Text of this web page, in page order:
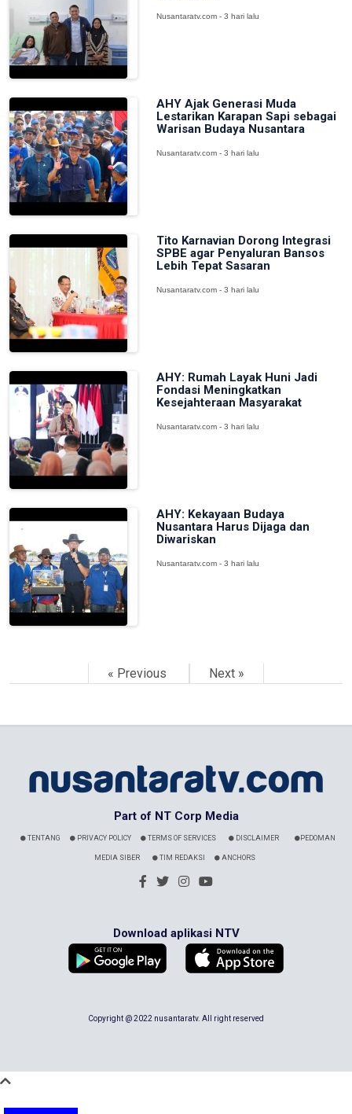
Nusantaratv.com - 3 hari lalu
AHY Ajak Generasi Muda
Lestarikan Karapan Sapi sebagai
Warisan Budaya Nusantara
Nusantaratv.com - 3 hari lalu
Tito Karnavian Dorong Integrasi
SPBE agar Penyaluran Bansos
Lebih Tepat Sasaran
Nusantaratv.com - 3 hari lalu
AHY: Rumah Layak Huni Jadi
Fondasi Meningkatkan
Kesejahteraan Masyarakat
Nusantaratv.com - 3 hari lalu
AHY: Kekayaan Budaya
Nusantara Harus Dijaga dan
Diwariskan
Nusantaratv.com - 3 hari lalu
« Previous Next »
Part of NT Corp Media
TENTANG PRIVACY POLICY TERMS OF SERVICES DISCLAIMER PEDOMAN
MEDIA SIBER TIM REDAKSI ANCHORS
Download aplikasi NTV
Copyright @ 2022 nusantaratv. All right reserved